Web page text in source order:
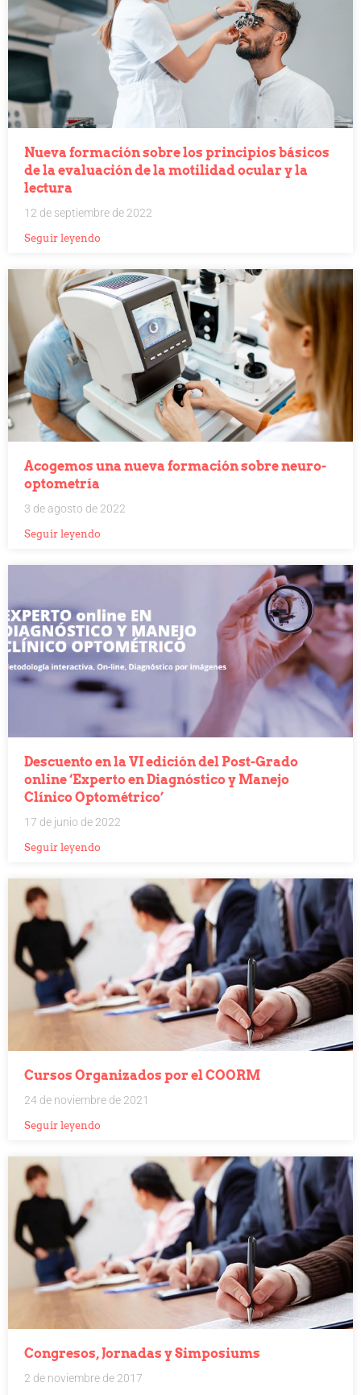
Nueva formación sobre los principios básicos
de la evaluación de la motilidad ocular y la
lectura
12 de septiembre de 2022
Seguir leyendo
Acogemos una nueva formación sobre neuro-
optometría
3 de agosto de 2022
Seguir leyendo
Descuento en la VI edición del Post-Grado
online ‘Experto en Diagnóstico y Manejo
Clínico Optométrico’
17 de junio de 2022
Seguir leyendo
Cursos Organizados por el COORM
24 de noviembre de 2021
Seguir leyendo
Congresos, Jornadas y Simposiums
2 de noviembre de 2017